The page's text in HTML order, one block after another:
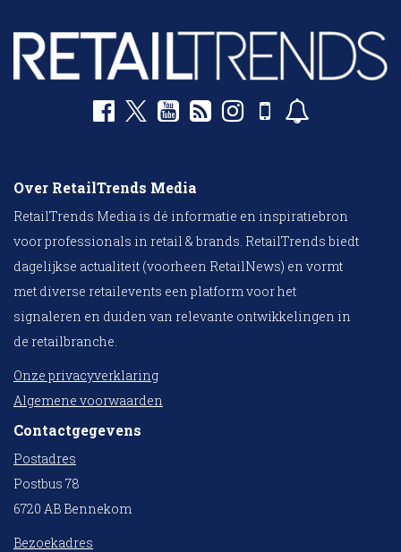
Over RetailTrends Media
RetailTrends Media is dé informatie en inspiratiebron
voor professionals in retail & brands. RetailTrends biedt
dagelijkse actualiteit (voorheen RetailNews) en vormt
met diverse retailevents een platform voor het
signaleren en duiden van relevante ontwikkelingen in
de retailbranche.
Onze privacyverklaring
Algemene voorwaarden
Contactgegevens
Postadres
Postbus 78
6720 AB Bennekom
Bezoekadres